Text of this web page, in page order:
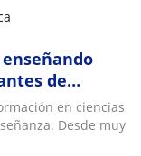
de
en ciencias
Desde muy